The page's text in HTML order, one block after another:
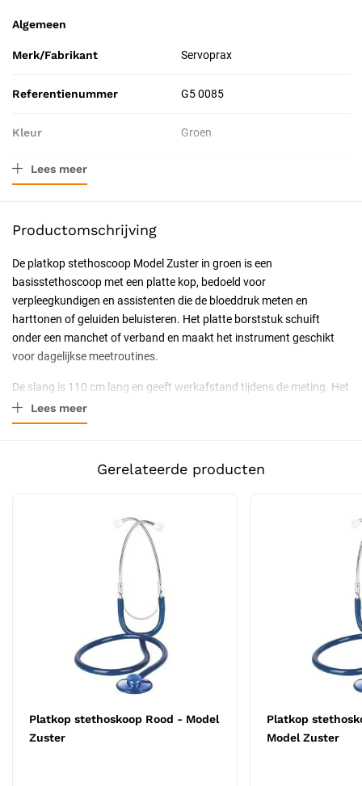
Algemeen
Merk/Fabrikant Servoprax
Referentienummer G5 0085
Kleur Groen
Verpakkingstype
Resorbeerbaar (hechtdraad) Nee
Geschiktheid Herbruikbaar, Latexvrij
Certificering
Soort
Lees meer
Productomschrijving
De platkop stethoscoop Model Zuster in groen is een
basisstethoscoop met een platte kop, bedoeld voor
verpleegkundigen en assistenten die de bloeddruk meten en
harttonen of geluiden beluisteren. Het platte borststuk schuift
onder een manchet of verband en maakt het instrument geschikt
voor dagelijkse meetroutines.
De slang is 110 cm lang en geeft werkafstand tijdens de meting. Het
platte membraan heeft een diameter van 45 mm en de metalen
beugel houdt de oorbeugels op spanning. De anti-koudering beperkt
Type: platkop stethoscoop, Model Zuster
Slanglengte: 110 cm
Borststuk: diameter 45 mm, plat membraan
Metalen beugel met anti-koudering
Latex- en nikkelvrij
Toepassing
De platte kop laat zich onder een bloeddrukmanchet of onder
verband schuiven tijdens een handmatige auscultatie. Daarmee is
verpleegkundige controles.
Lees meer
Gerelateerde producten
Platkop stethoskoop Rood - Model
Zuster
Platkop
Model Zuster